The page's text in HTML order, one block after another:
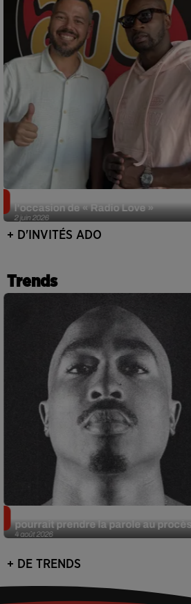
2 juin 2026
l'occasion de « Radio Love »
+ D'INVITÉS ADO
Trends
4 août 2026
pourrait prendre la parole au procès
+ DE TRENDS